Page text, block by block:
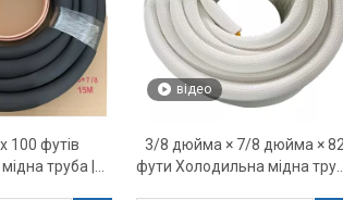
100 футів
труба |
відео
3/8 дюйма × 7/8 дюйма × 82
фути Холодильна мідна